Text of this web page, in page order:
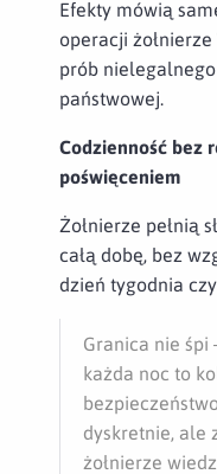
Efekty mówią
operacji
prób
państwowej.
Codzienność bez
poświęceniem
Żołnierze pełnią
całą dobę, bez
dzień tygodnia
Granica nie śpi
każda noc to
dyskretnie, ale
żołnierze